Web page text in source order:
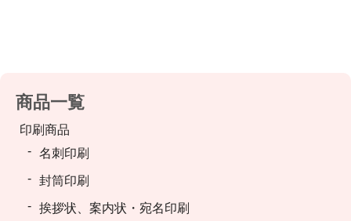
商品一覧
印刷商品
名刺印刷
封筒印刷
挨拶状、案内状・宛名印刷